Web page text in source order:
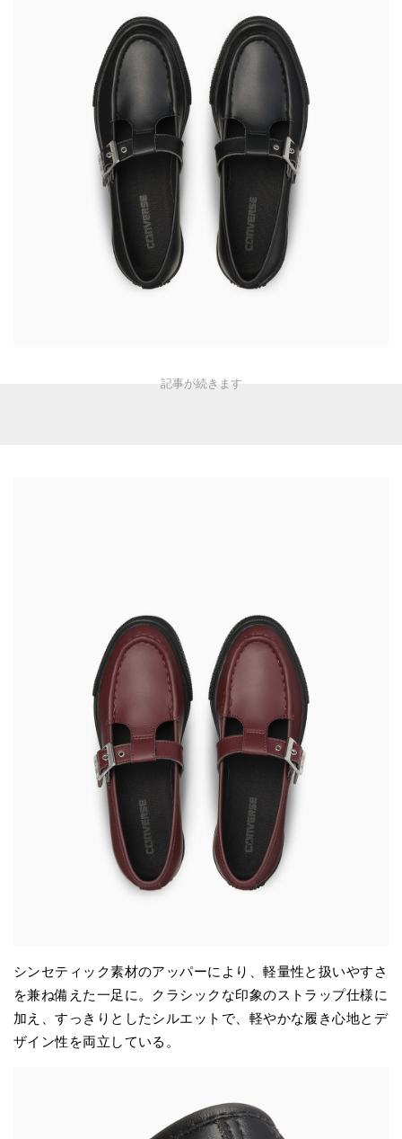
シンセティック素材のアッパーにより、軽量性と扱いやすさ
を兼ね備えた一足に。クラシックな印象のストラップ仕様に
加え、すっきりとしたシルエットで、軽やかな履き心地とデ
ザイン性を両立している。